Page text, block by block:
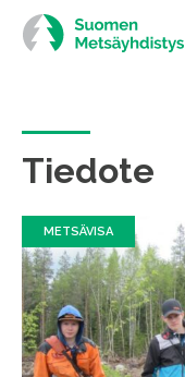
Siirry
suoraan
sisältöön
Tiedote
METSÄVISA